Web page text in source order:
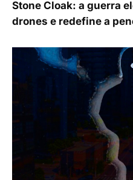
Stone Cloak: a guerra
drones e redefine a